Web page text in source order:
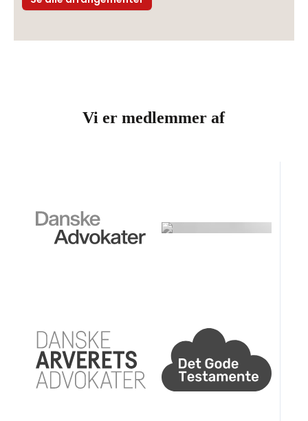
Formueordninger i ægteskaber. Tilmeld dig her.
Vi er medlemmer af